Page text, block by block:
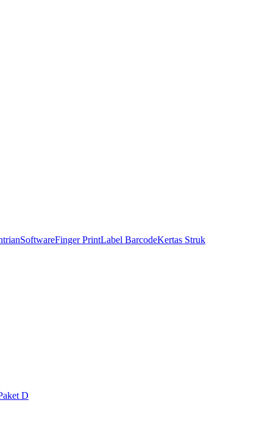
SoftwareFinger PrintLabel BarcodeKertas Struk
D